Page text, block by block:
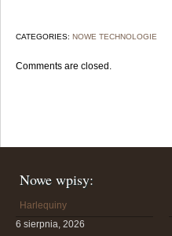
CATEGORIES: NOWE TECHNOLOGIE
Comments are closed.
Nowe wpisy:
Harlequiny
6 sierpnia, 2026